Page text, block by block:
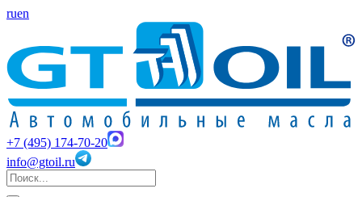
ruen
+7 (495) 174-70-20
info@gtoil.ru